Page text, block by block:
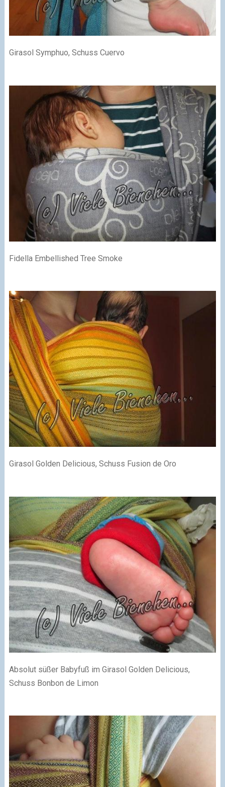
Girasol Symphuo, Schuss Cuervo
Fidella Embellished Tree Smoke
Girasol Golden Delicious, Schuss Fusion de Oro
Absolut süßer Babyfuß im Girasol Golden Delicious,
Schuss Bonbon de Limon